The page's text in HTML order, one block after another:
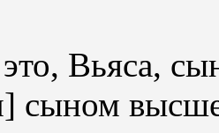
Вьяса,
сыном